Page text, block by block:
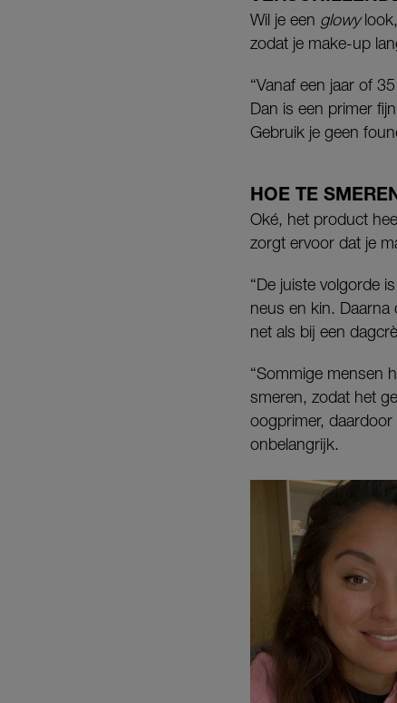
Wil je een glowylook,
zodat je make-up
“Vanaf een jaar of
Dan is een primer
Gebruik je geen
HOE TE
Oké, het product
zorgt ervoor dat je
“De juiste volgorde
neus en kin. Daarna
net als bij een
“Sommige mensen
smeren, zodat het
oogprimer,
onbelangrijk.